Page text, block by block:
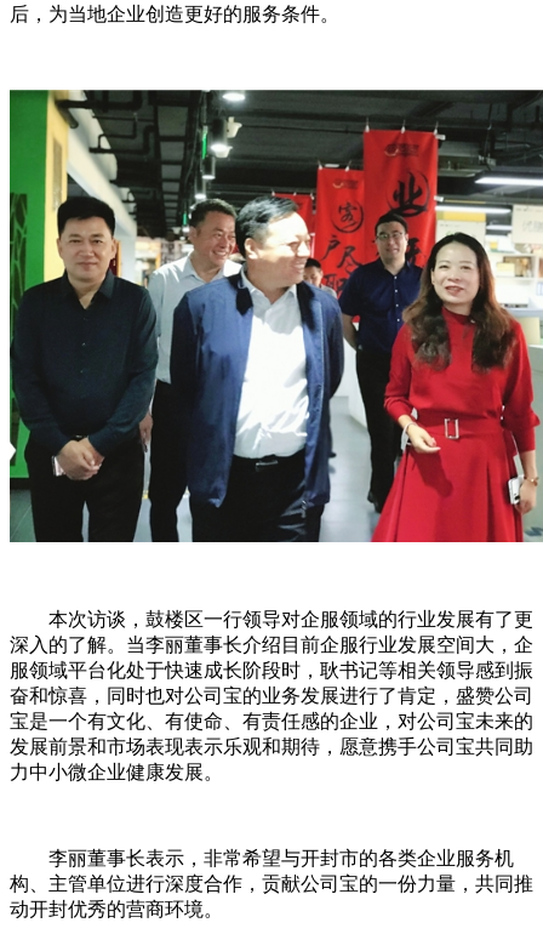
后，为当地企业创造更好的服务条件。
本次访谈，鼓楼区一行领导对企服领域的行业发展有了更
深入的了解。当李丽董事长介绍目前企服行业发展空间大，企
服领域平台化处于快速成长阶段时，耿书记等相关领导感到振
奋和惊喜，同时也对公司宝的业务发展进行了肯定，盛赞公司
宝是一个有文化、有使命、有责任感的企业，对公司宝未来的
发展前景和市场表现表示乐观和期待，愿意携手公司宝共同助
力中小微企业健康发展。
李丽董事长表示，非常希望与开封市的各类企业服务机
构、主管单位进行深度合作，贡献公司宝的一份力量，共同推
动开封优秀的营商环境。